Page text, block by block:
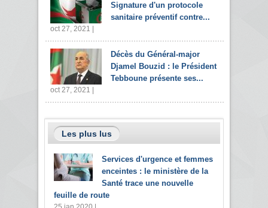
Signature d'un protocole
sanitaire préventif contre...
oct 27, 2021 |
Décès du Général-major
Djamel Bouzid : le Président
Tebboune présente ses...
oct 27, 2021 |
Les plus lus
Services d'urgence et femmes
enceintes : le ministère de la
Santé trace une nouvelle
feuille de route